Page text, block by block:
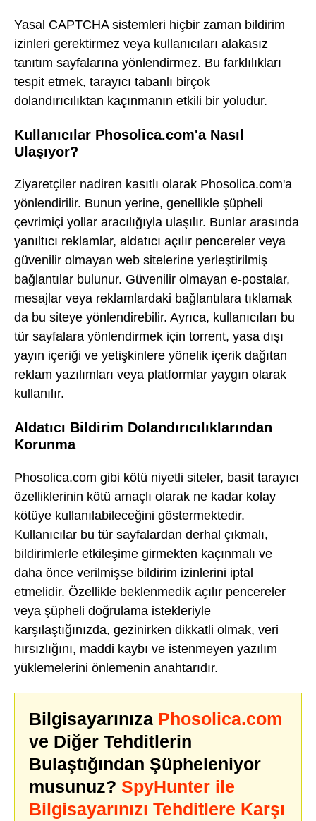
Yasal CAPTCHA sistemleri hiçbir zaman bildirim
izinleri gerektirmez veya kullanıcıları alakasız
tanıtım sayfalarına yönlendirmez. Bu farklılıkları
tespit etmek, tarayıcı tabanlı birçok
dolandırıcılıktan kaçınmanın etkili bir yoludur.
Kullanıcılar Phosolica.com'a Nasıl
Ulaşıyor?
Ziyaretçiler nadiren kasıtlı olarak Phosolica.com'a
yönlendirilir. Bunun yerine, genellikle şüpheli
çevrimiçi yollar aracılığıyla ulaşılır. Bunlar arasında
yanıltıcı reklamlar, aldatıcı açılır pencereler veya
güvenilir olmayan web sitelerine yerleştirilmiş
bağlantılar bulunur. Güvenilir olmayan e-postalar,
mesajlar veya reklamlardaki bağlantılara tıklamak
da bu siteye yönlendirebilir. Ayrıca, kullanıcıları bu
tür sayfalara yönlendirmek için torrent, yasa dışı
yayın içeriği ve yetişkinlere yönelik içerik dağıtan
reklam yazılımları veya platformlar yaygın olarak
kullanılır.
Aldatıcı Bildirim Dolandırıcılıklarından
Korunma
Phosolica.com gibi kötü niyetli siteler, basit tarayıcı
özelliklerinin kötü amaçlı olarak ne kadar kolay
kötüye kullanılabileceğini göstermektedir.
Kullanıcılar bu tür sayfalardan derhal çıkmalı,
bildirimlerle etkileşime girmekten kaçınmalı ve
daha önce verilmişse bildirim izinlerini iptal
etmelidir. Özellikle beklenmedik açılır pencereler
veya şüpheli doğrulama istekleriyle
karşılaştığınızda, gezinirken dikkatli olmak, veri
hırsızlığını, maddi kaybı ve istenmeyen yazılım
yüklemelerini önlemenin anahtarıdır.
Bilgisayarınıza Phosolica.com
ve Diğer Tehditlerin
Bulaştığından Şüpheleniyor
musunuz? SpyHunter ile
Bilgisayarınızı Tehditlere Karşı